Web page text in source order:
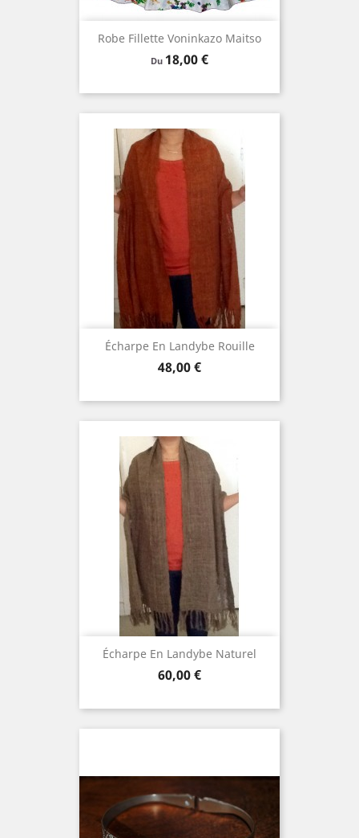
Robe Fillette Voninkazo Maitso
Du Prix
18,00 €
Écharpe En Landybe Rouille
Prix
48,00 €
Écharpe En Landybe Naturel
Prix
60,00 €